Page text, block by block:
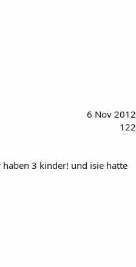
6 Nov 2012
122
3 kinder! und isie hatte